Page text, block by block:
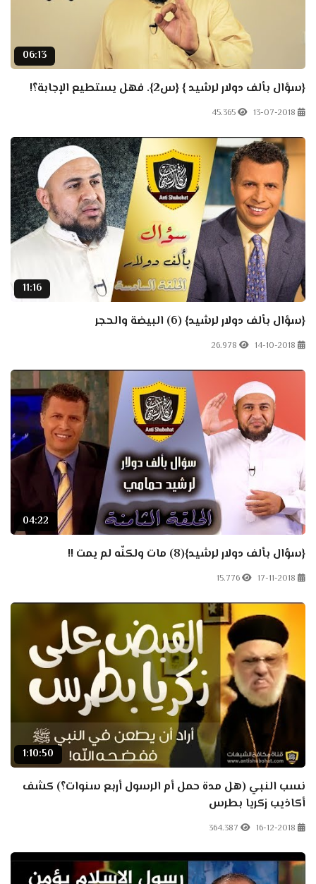
06:13
{سؤال بألف دولار لرشيد } {س2}. فهل يستطيع الإجابة؟!
13-07-2018
45.365
11:16
{سؤال بألف دولار لرشيد} (6) البيضة والحجر
14-10-2018
26.978
04:22
{سؤال بألف دولار لرشيد}(8) مات ولكنّه لم يمت !!
17-11-2018
15.776
1:10:50
نسب النبي (هل مدة حمل أم الرسول أربع سنوات؟) كشف
أكاذيب زكريا بطرس
16-12-2018
364.387